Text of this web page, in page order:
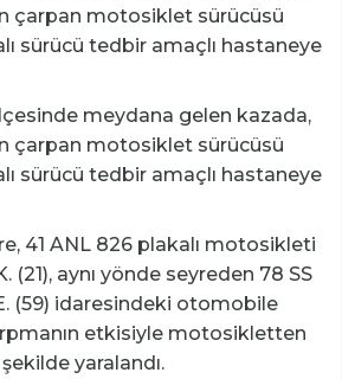
çarpan motosiklet sürücüsü
sürücü tedbir amaçlı hastaneye
meydana gelen kazada,
çarpan motosiklet sürücüsü
sürücü tedbir amaçlı hastaneye
41 ANL 826 plakalı motosikleti
(21), aynı yönde seyreden 78 SS
(59) idaresindeki otomobile
etkisiyle motosikletten
yaralandı.